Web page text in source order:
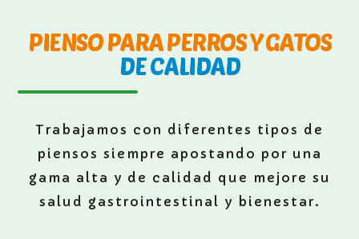
PIENSO PARA PERROS Y GATOS
DE CALIDAD
Trabajamos con diferentes tipos de
piensos siempre apostando por una
gama alta y de calidad que mejore su
salud gastrointestinal y bienestar.